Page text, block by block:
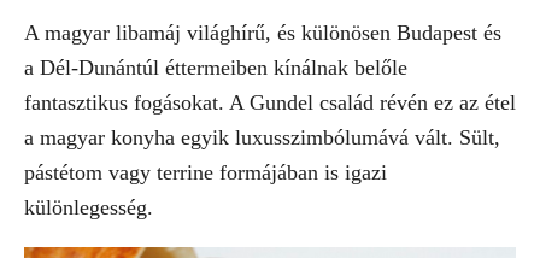
A magyar libamáj világhírű, és különösen Budapest és
a Dél-Dunántúl éttermeiben kínálnak belőle
fantasztikus fogásokat. A Gundel család révén ez az étel
a magyar konyha egyik luxusszimbólumává vált. Sült,
pástétom vagy terrine formájában is igazi
különlegesség.